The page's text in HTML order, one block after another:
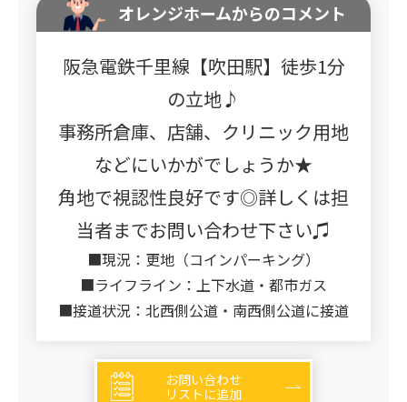
オレンジホームからのコメント
阪急電鉄千里線【吹田駅】徒歩1分
の立地♪
事務所倉庫、店舗、クリニック用地
などにいかがでしょうか★
角地で視認性良好です◎詳しくは担
当者までお問い合わせ下さい♫
■現況：更地（コインパーキング）
■ライフライン：上下水道・都市ガス
■接道状況：北西側公道・南西側公道に接道
お問い合わせ
リストに追加